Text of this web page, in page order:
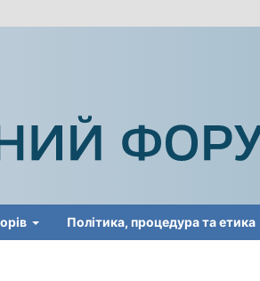
Політика, процедура та етика